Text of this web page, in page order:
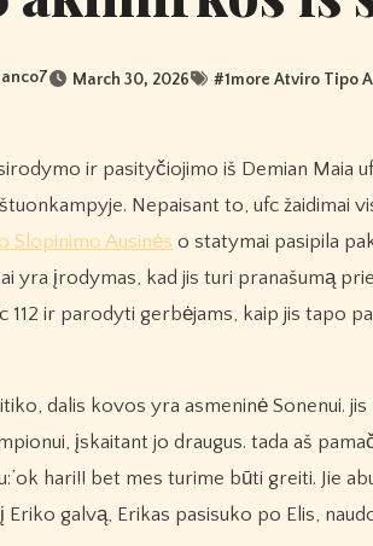
March 30, 2026 #1more Atviro Tipo
Nepaisant to, ufc žaidimai
Slopinimo Ausinės o statymai pasipila
yra įrodymas, kad jis turi pranašumą
112 ir parodyti gerbėjams, kaip jis tapo
dalis kovos yra asmeninė Sonenui.
įskaitant jo draugus. tada aš
hari!! bet mes turime būti greiti. Jie
Eriko galvą, Erikas pasisuko po Elis,